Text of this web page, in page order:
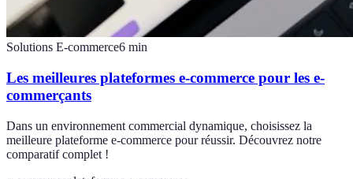
Solutions E-commerce6 min
Les meilleures plateformes e-commerce pour les e-
commerçants
Dans un environnement commercial dynamique, choisissez la
meilleure plateforme e-commerce pour réussir. Découvrez notre
comparatif complet !